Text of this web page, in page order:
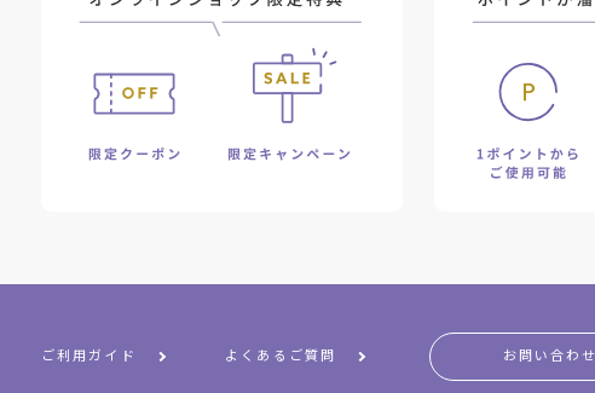
ご利用ガイド よくあるご質問 お問い合わせ